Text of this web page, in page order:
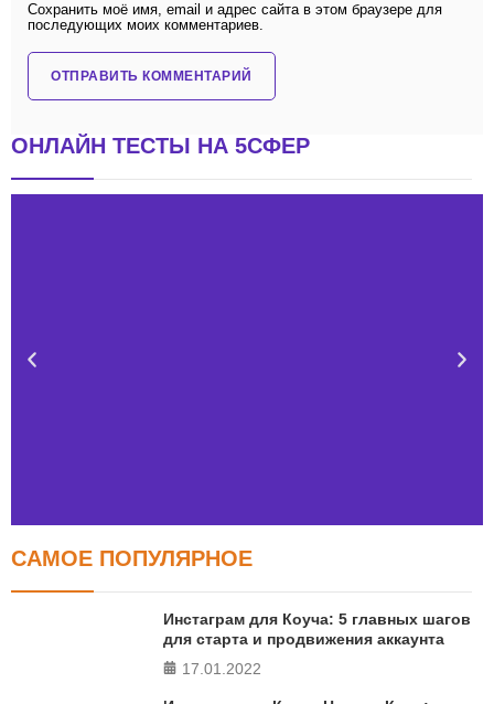
Сохранить моё имя, email и адрес сайта в этом браузере для
последующих моих комментариев.
ОНЛАЙН ТЕСТЫ НА 5СФЕР
Тест FERMI
в 5 главных сферах
САМОЕ ПОПУЛЯРНОЕ
Инстаграм для Коуча: 5 главных шагов
для старта и продвижения аккаунта
17.01.2022